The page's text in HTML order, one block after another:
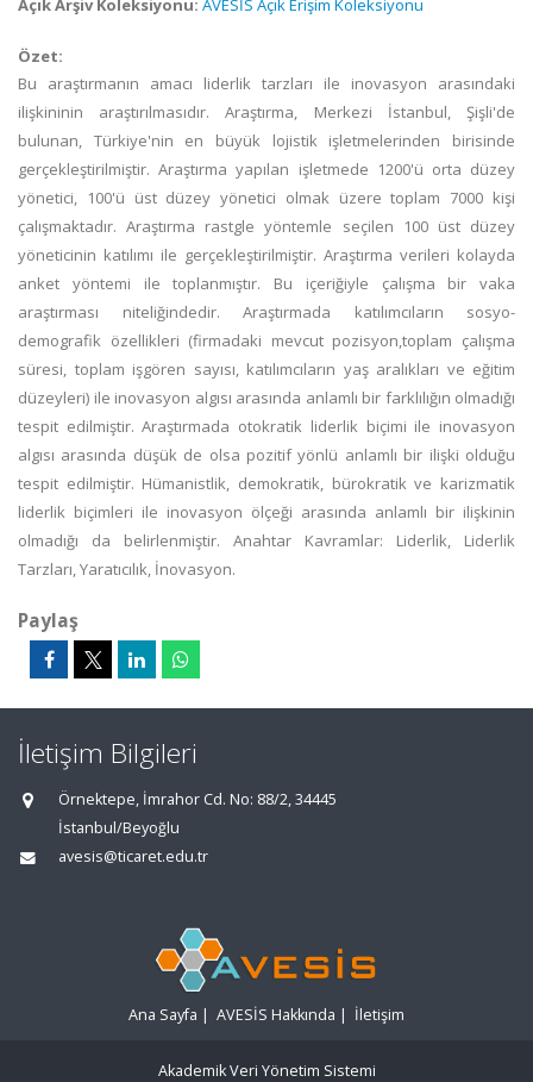
Açık Arşiv Koleksiyonu: AVESİS Açık Erişim Koleksiyonu
Özet:
Bu araştırmanın amacı liderlik tarzları ile inovasyon arasındaki
ilişkininin araştırılmasıdır. Araştırma, Merkezi İstanbul, Şişli'de
bulunan, Türkiye'nin en büyük lojistik işletmelerinden birisinde
gerçekleştirilmiştir. Araştırma yapılan işletmede 1200'ü orta düzey
yönetici, 100'ü üst düzey yönetici olmak üzere toplam 7000 kişi
çalışmaktadır. Araştırma rastgle yöntemle seçilen 100 üst düzey
yöneticinin katılımı ile gerçekleştirilmiştir. Araştırma verileri kolayda
anket yöntemi ile toplanmıştır. Bu içeriğiyle çalışma bir vaka
araştırması niteliğindedir. Araştırmada katılımcıların sosyo-
demografik özellikleri (firmadaki mevcut pozisyon,toplam çalışma
süresi, toplam işgören sayısı, katılımcıların yaş aralıkları ve eğitim
düzeyleri) ile inovasyon algısı arasında anlamlı bir farklılığın olmadığı
tespit edilmiştir. Araştırmada otokratik liderlik biçimi ile inovasyon
algısı arasında düşük de olsa pozitif yönlü anlamlı bir ilişki olduğu
tespit edilmiştir. Hümanistlik, demokratik, bürokratik ve karizmatik
liderlik biçimleri ile inovasyon ölçeği arasında anlamlı bir ilişkinin
olmadığı da belirlenmiştir. Anahtar Kavramlar: Liderlik, Liderlik
Tarzları, Yaratıcılık, İnovasyon.
Paylaş
İletişim Bilgileri
Örnektepe, İmrahor Cd. No: 88/2, 34445
İstanbul/Beyoğlu
avesis@ticaret.edu.tr
Ana Sayfa | AVESİS Hakkında | İletişim
Akademik Veri Yönetim Sistemi